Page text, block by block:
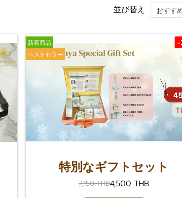
並び替え おすす
新着商品
ベストセラー
-
特別なギフトセット
7,150 THB4,500 THB